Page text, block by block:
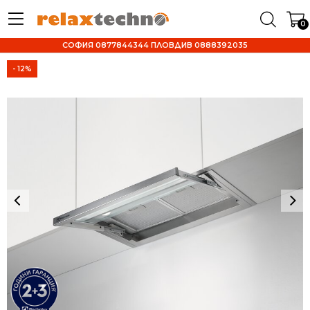
0
СОФИЯ 0877844344 ПЛОВДИВ 0888392035
- 12%